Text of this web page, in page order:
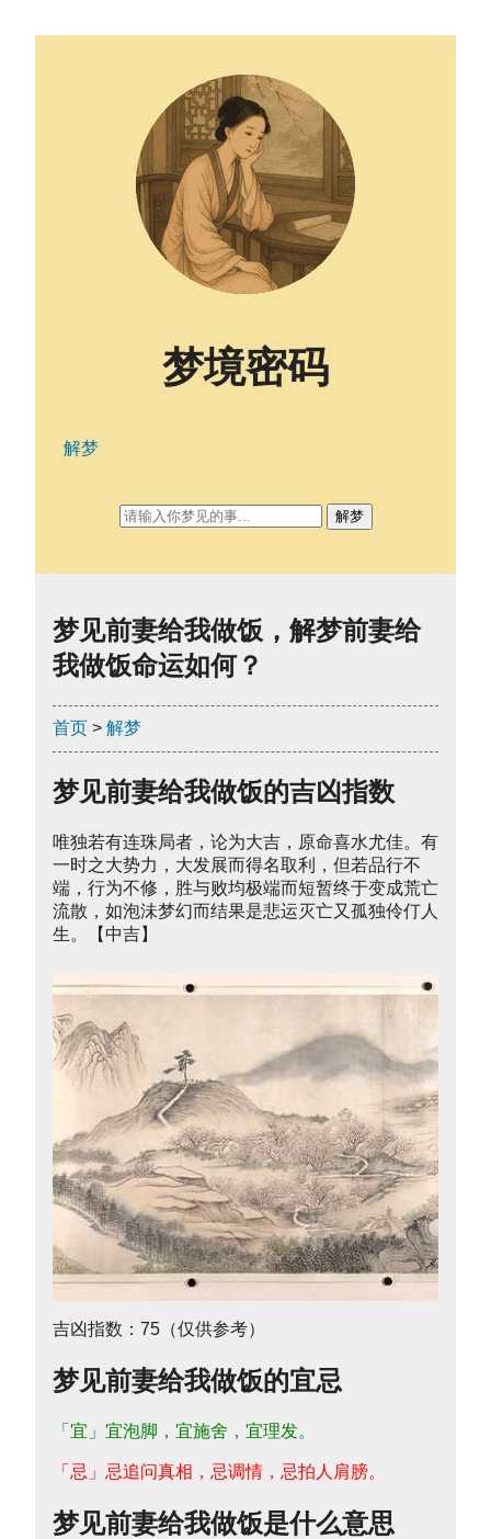
梦见前妻给我做饭，解梦前妻给
我做饭命运如何？
首页 > 解梦
梦见前妻给我做饭的吉凶指数
唯独若有连珠局者，论为大吉，原命喜水尤佳。有
一时之大势力，大发展而得名取利，但若品行不
端，行为不修，胜与败均极端而短暂终于变成荒亡
流散，如泡沬梦幻而结果是悲运灭亡又孤独伶仃人
生。【中吉】
吉凶指数：75（仅供参考）
梦见前妻给我做饭的宜忌
「宜」宜泡脚，宜施舍，宜理发。
「忌」忌追问真相，忌调情，忌拍人肩膀。
梦见前妻给我做饭是什么意思
梦境密码
解梦
解梦